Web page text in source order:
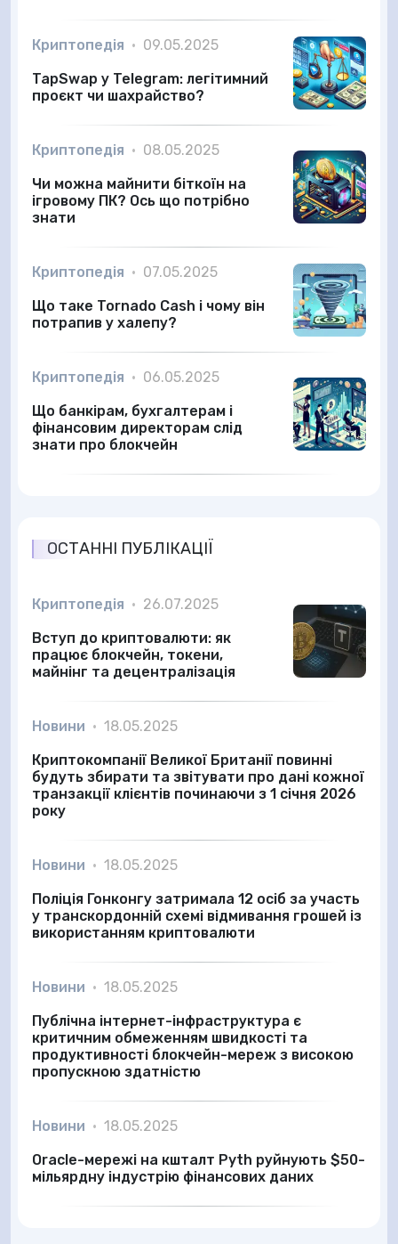
Криптопедія • 09.05.2025
TapSwap у Telegram: легітимний
проєкт чи шахрайство?
Криптопедія • 08.05.2025
Чи можна майнити біткоїн на
ігровому ПК? Ось що потрібно
знати
Криптопедія • 07.05.2025
Що таке Tornado Cash і чому він
потрапив у халепу?
Криптопедія • 06.05.2025
Що банкірам, бухгалтерам і
фінансовим директорам слід
знати про блокчейн
ОСТАННІ ПУБЛІКАЦІЇ
Криптопедія • 26.07.2025
Вступ до криптовалюти: як
працює блокчейн, токени,
майнінг та децентралізація
Новини • 18.05.2025
Криптокомпанії Великої Британії повинні
будуть збирати та звітувати про дані кожної
транзакції клієнтів починаючи з 1 січня 2026
року
Новини • 18.05.2025
Поліція Гонконгу затримала 12 осіб за участь
у транскордонній схемі відмивання грошей із
використанням криптовалюти
Новини • 18.05.2025
Публічна інтернет-інфраструктура є
критичним обмеженням швидкості та
продуктивності блокчейн-мереж з високою
пропускною здатністю
Новини • 18.05.2025
Oracle-мережі на кшталт Pyth руйнують $50-
мільярдну індустрію фінансових даних